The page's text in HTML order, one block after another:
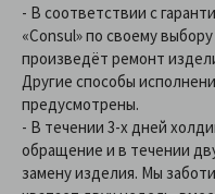
- В соответствии с
«Consul» по своему
произведёт ремонт
Другие способы
предусмотрены.
- В течении 3-х дней
обращение и в течении
замену изделия. Мы